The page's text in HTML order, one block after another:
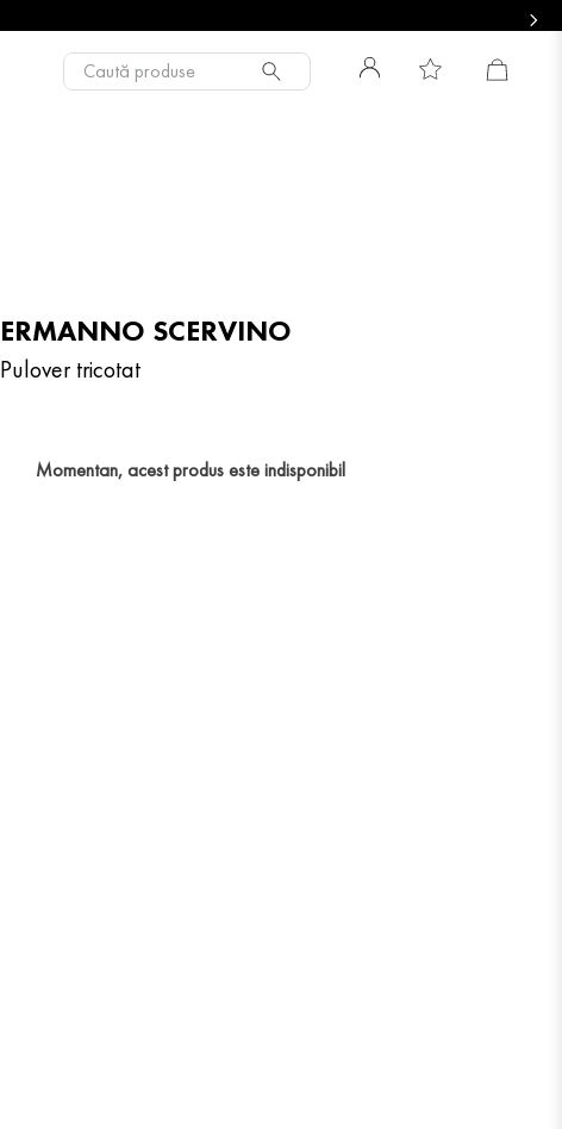
Caută produse
ERMANNO SCERVINO
Pulover tricotat
Momentan, acest produs este indisponibil